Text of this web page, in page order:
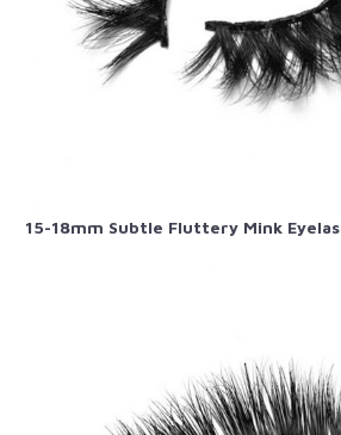
15-18mm Subtle Fluttery Mink